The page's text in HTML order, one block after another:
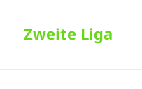
Zweite Liga